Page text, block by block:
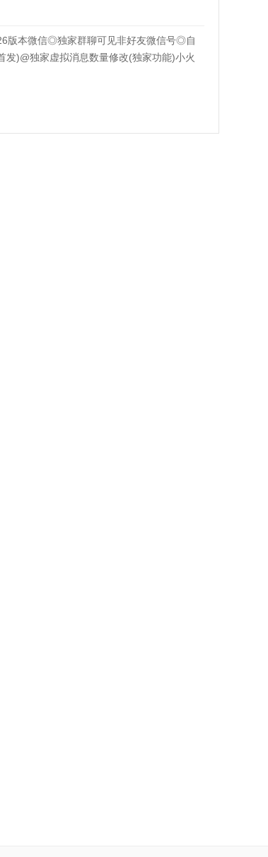
版本微信◎独家群聊可见非好友微信号◎自
)@独家虚拟消息数量修改(独家功能)小火